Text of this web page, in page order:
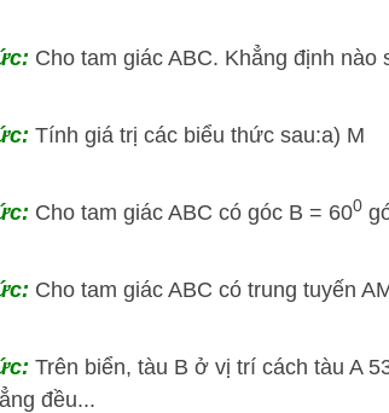
Cho tam giác ABC. Khẳng định nào
Tính giá trị các biểu thức sau:a) M
Cho tam giác ABC có góc B = 600
Cho tam giác ABC có trung tuyến
Trên biển, tàu B ở vị trí cách tàu A
đều...